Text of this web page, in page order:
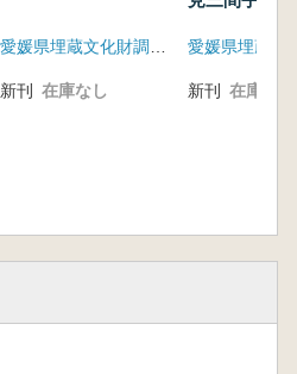
新刊 在庫なし
査報告書
新刊 在庫なし